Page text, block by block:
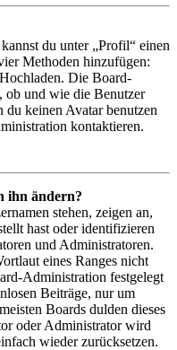
du unter „Profil“ einen
Methoden hinzufügen:
Die Board-
ob und wie die Benutzer
du keinen Avatar benutzen
kontaktieren.
ihn ändern?
stehen, zeigen an,
hast oder identifizieren
und Administratoren.
eines Ranges nicht
Administration festgelegt
Beiträge, nur um
Boards dulden dieses
oder Administrator wird
wieder zurücksetzen.